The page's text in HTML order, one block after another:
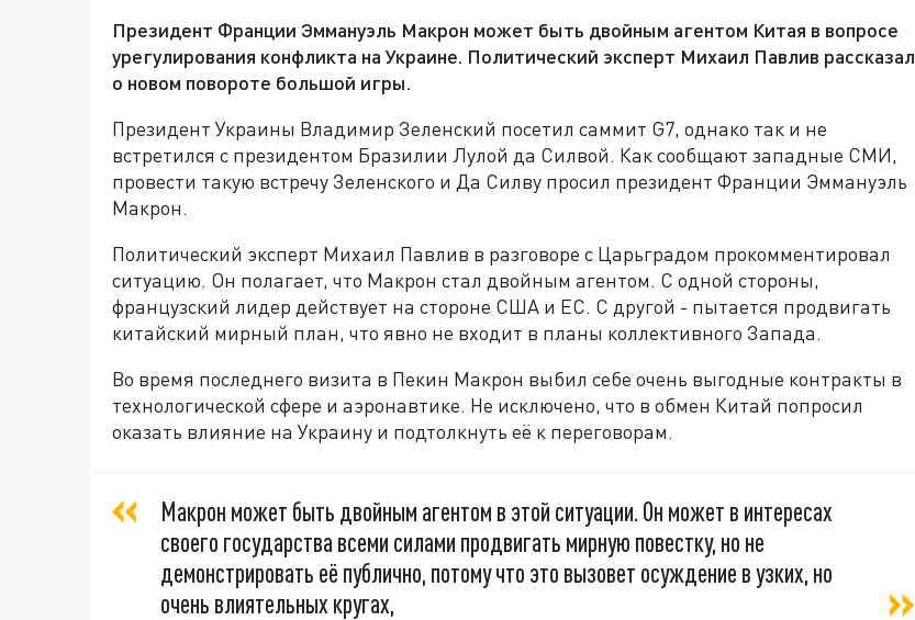
Президент Франции Эммануэль Макрон может быть двойным агентом Китая в вопросе
урегулирования конфликта на Украине. Политический эксперт Михаил Павлив рассказал
о новом повороте большой игры.
Президент Украины Владимир Зеленский посетил саммит G7, однако так и не
встретился с президентом Бразилии Лулой да Силвой. Как сообщают западные СМИ,
провести такую встречу Зеленского и Да Силву просил президент Франции Эммануэль
Макрон.
Политический эксперт Михаил Павлив в разговоре с Царьградом прокомментировал
ситуацию. Он полагает, что Макрон стал двойным агентом. С одной стороны,
французский лидер действует на стороне США и ЕС. С другой - пытается продвигать
китайский мирный план, что явно не входит в планы коллективного Запада.
Во время последнего визита в Пекин Макрон выбил себе очень выгодные контракты в
технологической сфере и аэронавтике. Не исключено, что в обмен Китай попросил
оказать влияние на Украину и подтолкнуть её к переговорам.
Макрон может быть двойным агентом в этой ситуации. Он может в интересах
своего государства всеми силами продвигать мирную повестку, но не
демонстрировать её публично, потому что это вызовет осуждение в узких, но
очень влиятельных кругах,